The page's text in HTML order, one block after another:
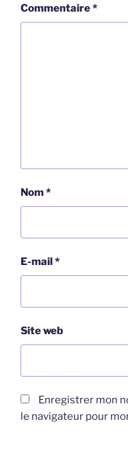
Commentaire*
Nom*
E-mail*
Site web
Enregistrer mon
le navigateur pour